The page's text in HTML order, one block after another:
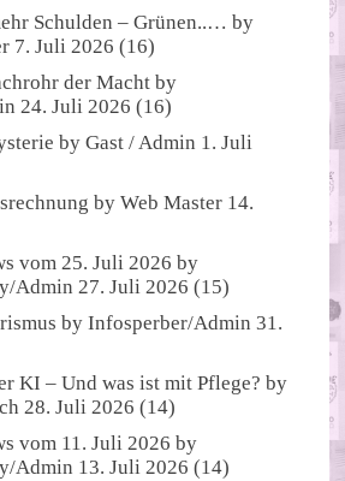
Schulden – Grünen..… by
7. Juli 2026 (16)
der Macht by
24. Juli 2026 (16)
byGast / Admin 1. Juli
byWeb Master 14.
vom 25. Juli 2026 by
Admin 27. Juli 2026 (15)
byInfosperber/Admin 31.
KI – Und was ist mit Pflege? by
28. Juli 2026 (14)
vom 11. Juli 2026 by
Admin 13. Juli 2026 (14)